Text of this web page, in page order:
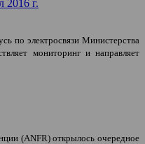
2016 г.
по электросвязи Министерства
мониторинг и направляет
(ANFR) открылось очередное